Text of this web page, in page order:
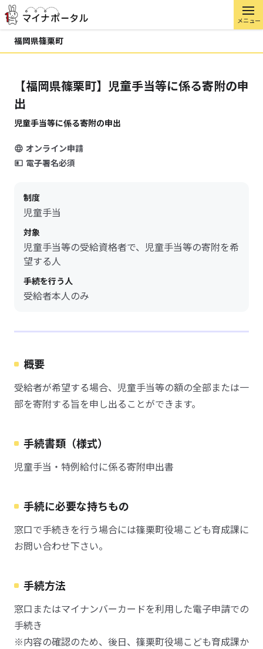
メニュー
福岡県篠栗町
【福岡県篠栗町】児童手当等に係る寄附の申
出
児童手当等に係る寄附の申出
オンライン申請
電子署名必須
制度
児童手当
対象
児童手当等の受給資格者で、児童手当等の寄附を希
望する人
手続を行う人
受給者本人のみ
概要
受給者が希望する場合、児童手当等の額の全部または一
部を寄附する旨を申し出ることができます。
手続書類（様式）
児童手当・特例給付に係る寄附申出書
手続に必要な持ちもの
窓口で手続きを行う場合には篠栗町役場こども育成課に
お問い合わせ下さい。
手続方法
窓口またはマイナンバーカードを利用した電子申請での
手続き
※内容の確認のため、後日、篠栗町役場こども育成課か